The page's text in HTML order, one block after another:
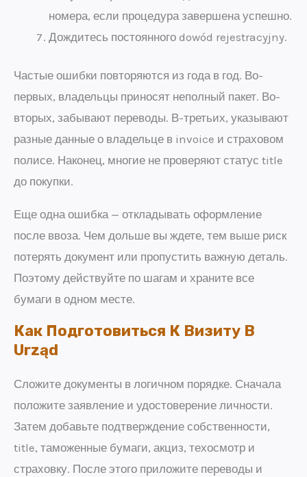
номера, если процедура завершена успешно.
Дождитесь постоянного dowód rejestracyjny.
Частые ошибки повторяются из года в год. Во-
первых, владельцы приносят неполный пакет. Во-
вторых, забывают переводы. В-третьих, указывают
разные данные о владельце в invoice и страховом
полисе. Наконец, многие не проверяют статус title
до покупки.
Еще одна ошибка — откладывать оформление
после ввоза. Чем дольше вы ждете, тем выше риск
потерять документ или пропустить важную деталь.
Поэтому действуйте по шагам и храните все
бумаги в одном месте.
Как Подготовиться К Визиту В
Urząd
Сложите документы в логичном порядке. Сначала
положите заявление и удостоверение личности.
Затем добавьте подтверждение собственности,
title, таможенные бумаги, акциз, техосмотр и
страховку. После этого приложите переводы и